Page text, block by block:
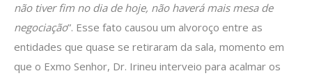
não tiver fim no dia de hoje, não haverá mais mesa de
negociação”. Esse fato causou um alvoroço entre as
entidades que quase se retiraram da sala, momento em
que o Exmo Senhor, Dr. Irineu interveio para acalmar os